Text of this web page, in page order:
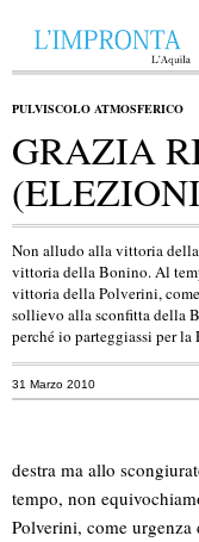
PULVISCOLO ATMOSFERICO
GRAZIA
Non alludo alla vittoria
vittoria della Bonino. Al
vittoria della Polverini,
sollievo alla sconfitta della
perché io parteggiassi per
31 Marzo 2010
destra ma allo
tempo, non
Polverini, come